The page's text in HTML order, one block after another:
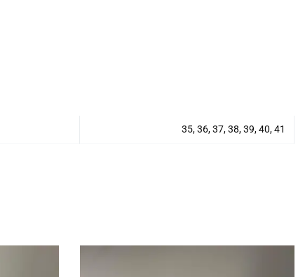
35, 36, 37, 38, 39, 40, 41